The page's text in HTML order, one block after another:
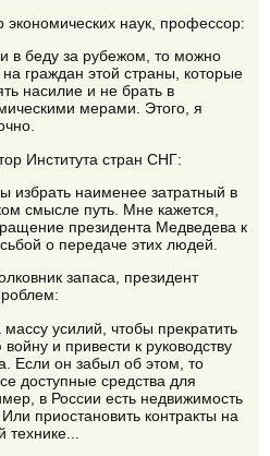
наук, профессор:
в беду за рубежом, то можно
на граждан этой страны, которые
насилие и не брать в
мерами. Этого, я
Института стран СНГ:
наименее затратный в
смысле путь. Мне кажется,
президента Медведева к
о передаче этих людей.
запаса, президент
усилий, чтобы прекратить
и привести к руководству
Если он забыл об этом, то
доступные средства для
в России есть недвижимость
приостановить контракты на
технике...